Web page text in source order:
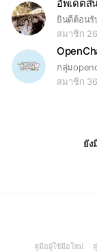
อัพเดตสิ
ยินดีต้อนรั
สมาชิก
กลุ่ม
สมาชิก
ยัง
คู่มือผู้ใช้มือใหม่